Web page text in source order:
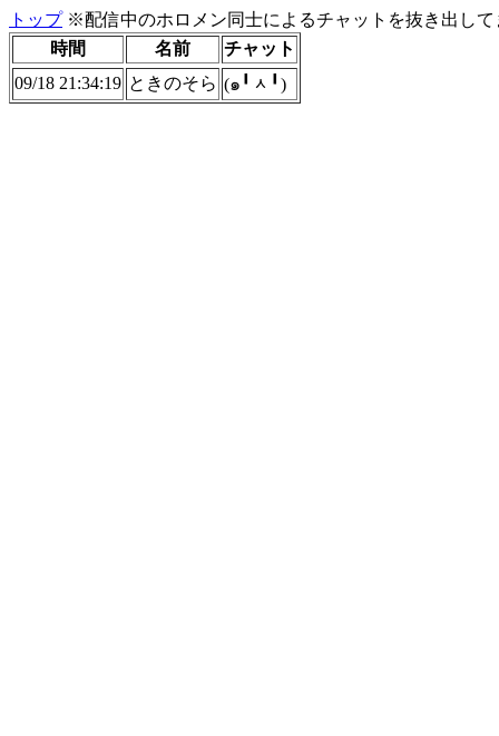
トップ※配信中のホロメン同士によるチャットを抜き出して
時間
名前
チャット
09/18 21:34:19 ときのそら (๑╹ᆺ╹)